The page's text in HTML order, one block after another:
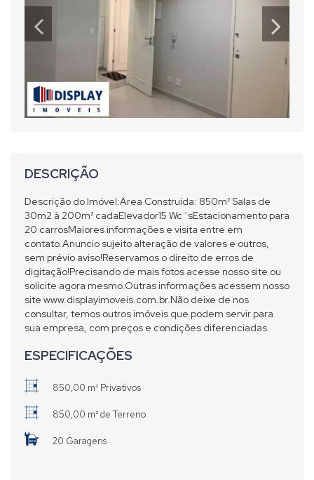
DESCRIÇÃO
Descrição do Imóvel:Área Construída: 850m² Salas de
30m2 à 200m² cadaElevador15 Wc´sEstacionamento para
20 carrosMaiores informações e visita entre em
contato.Anuncio sujeito alteração de valores e outros,
sem prévio aviso!Reservamos o direito de erros de
digitação!Precisando de mais fotos acesse nosso site ou
solicite agora mesmo.Outras informações acessem nosso
site www.displayimoveis.com.br.Não deixe de nos
consultar, temos outros imóveis que podem servir para
sua empresa, com preços e condições diferenciadas.
ESPECIFICAÇÕES
850,00 m² Privativos
850,00 m² de Terreno
20 Garagens